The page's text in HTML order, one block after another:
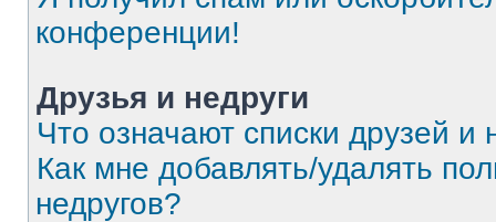
конференции!
Друзья и недруги
Что означают списки друзей и
Как мне добавлять/удалять
недругов?